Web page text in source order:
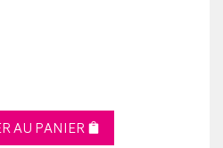
AU PANIER